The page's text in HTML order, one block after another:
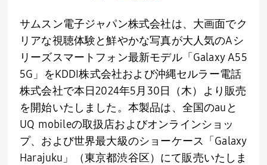
サムスン電子ジャパン株式会社は、大画面でク
リアな視聴体験と鮮やかな写真が大人気のAシ
リーズスマートフォン最新モデル「 Galaxy A55
5G 」をKDDI株式会社および沖縄セルラー電話
株式会社で本日2024年5月 30日（木）より販売
を開始いたしました。本製品は、全国のau と
UQ mobileの取扱店およびオンラインショッ
プ、および世界最大級のショーケース「 Galaxy
Harajuku 」（東京都渋谷区）にて販売いたしま